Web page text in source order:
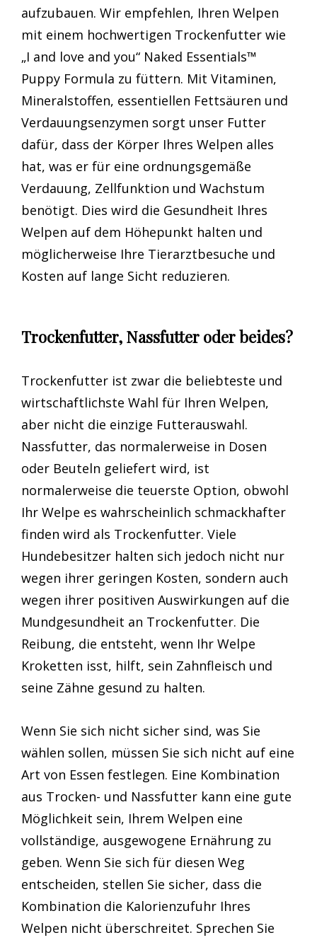
aufzubauen. Wir empfehlen, Ihren Welpen
mit einem hochwertigen Trockenfutter wie
„I and love and you“ Naked Essentials™
Puppy Formula zu füttern. Mit Vitaminen,
Mineralstoffen, essentiellen Fettsäuren und
Verdauungsenzymen sorgt unser Futter
dafür, dass der Körper Ihres Welpen alles
hat, was er für eine ordnungsgemäße
Verdauung, Zellfunktion und Wachstum
benötigt. Dies wird die Gesundheit Ihres
Welpen auf dem Höhepunkt halten und
möglicherweise Ihre Tierarztbesuche und
Kosten auf lange Sicht reduzieren.
Trockenfutter, Nassfutter oder beides?
Trockenfutter ist zwar die beliebteste und
wirtschaftlichste Wahl für Ihren Welpen,
aber nicht die einzige Futterauswahl.
Nassfutter, das normalerweise in Dosen
oder Beuteln geliefert wird, ist
normalerweise die teuerste Option, obwohl
Ihr Welpe es wahrscheinlich schmackhafter
finden wird als Trockenfutter. Viele
Hundebesitzer halten sich jedoch nicht nur
wegen ihrer geringen Kosten, sondern auch
wegen ihrer positiven Auswirkungen auf die
Mundgesundheit an Trockenfutter. Die
Reibung, die entsteht, wenn Ihr Welpe
Kroketten isst, hilft, sein Zahnfleisch und
seine Zähne gesund zu halten.
Wenn Sie sich nicht sicher sind, was Sie
wählen sollen, müssen Sie sich nicht auf eine
Art von Essen festlegen. Eine Kombination
aus Trocken- und Nassfutter kann eine gute
Möglichkeit sein, Ihrem Welpen eine
vollständige, ausgewogene Ernährung zu
geben. Wenn Sie sich für diesen Weg
entscheiden, stellen Sie sicher, dass die
Kombination die Kalorienzufuhr Ihres
Welpen nicht überschreitet. Sprechen Sie